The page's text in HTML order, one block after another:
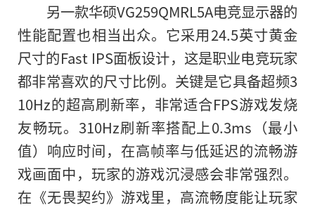
另一款华硕VG259QMRL5A电竞显示器的
性能配置也相当出众。它采用24.5英寸黄金
尺寸的Fast IPS面板设计，这是职业电竞玩家
都非常喜欢的尺寸比例。关键是它具备超频3
10Hz的超高刷新率，非常适合FPS游戏发烧
友畅玩。310Hz刷新率搭配上0.3ms（最小
值）响应时间，在高帧率与低延迟的流畅游
戏画面中，玩家的游戏沉浸感会非常强烈。
在《无畏契约》游戏里，高流畅度能让玩家